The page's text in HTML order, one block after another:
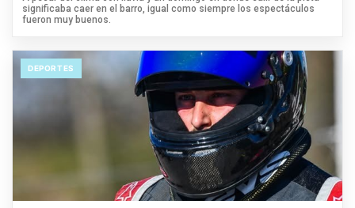
significaba caer en el barro, igual como siempre los espectáculos
fueron muy buenos.
DEPORTES